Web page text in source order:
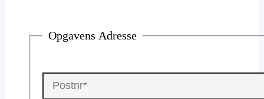
Opgavens Adresse